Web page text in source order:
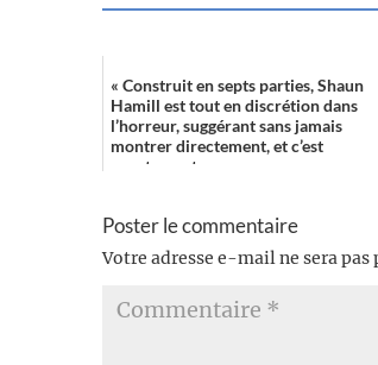
« Construit en septs parties, Shaun
Hamill est tout en discrétion dans
l’horreur, suggérant sans jamais
montrer directement, et c’est
exactement ce qu...
Poster le commentaire
Votre adresse e-mail ne sera pas